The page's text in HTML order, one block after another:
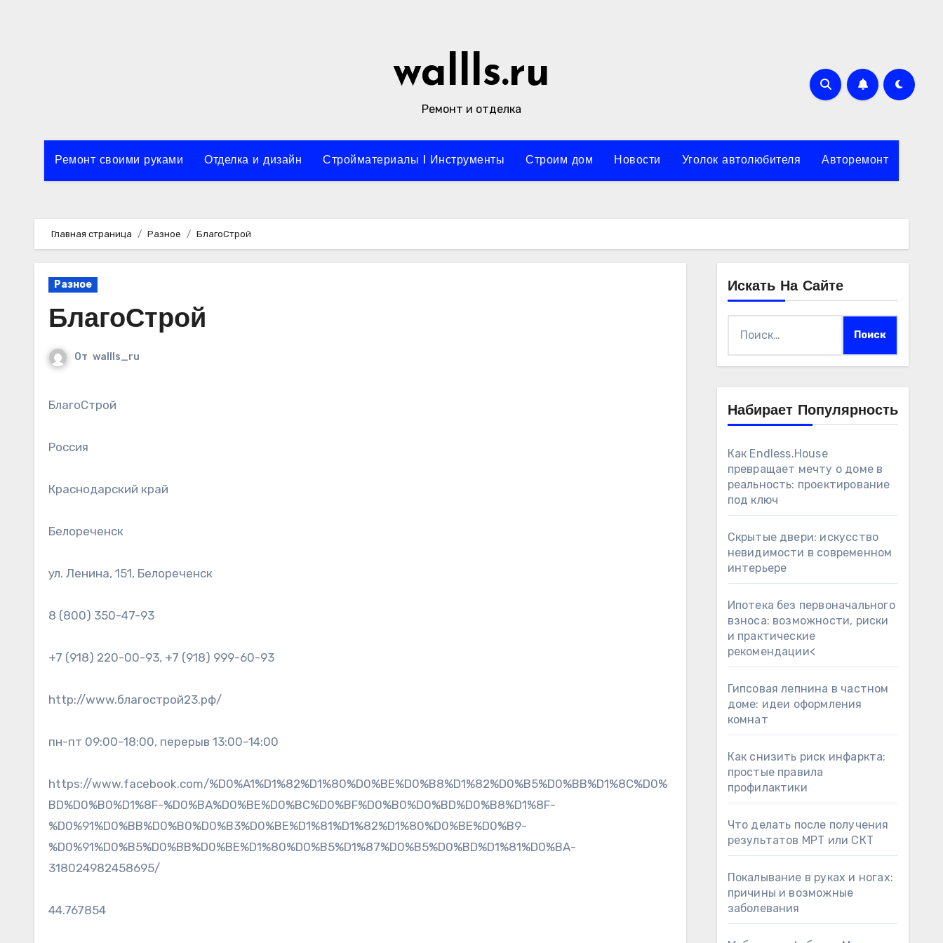
wallls.ru
Ремонт и отделка
Ремонт своими руками Отделка и дизайн Стройматериалы l Инструменты Строим дом Новости Уголок автолюбителя Авторемонт
Главная страница Разное БлагоСтрой
Разное
БлагоСтрой
От wallls_ru
БлагоСтрой
Россия
Краснодарский край
Белореченск
ул. Ленина, 151, Белореченск
8 (800) 350-47-93
+7 (918) 220-00-93, +7 (918) 999-60-93
http://www.благострой23.рф/
пн-пт 09:00–18:00, перерыв 13:00–14:00
https://www.facebook.com/%D0%A1%D1%82%D1%80%D0%BE%D0%B8%D1%82%D0%B5%D0%BB%D1%8C%D0%
BD%D0%B0%D1%8F-%D0%BA%D0%BE%D0%BC%D0%BF%D0%B0%D0%BD%D0%B8%D1%8F-
%D0%91%D0%BB%D0%B0%D0%B3%D0%BE%D1%81%D1%82%D1%80%D0%BE%D0%B9-
%D0%91%D0%B5%D0%BB%D0%BE%D1%80%D0%B5%D1%87%D0%B5%D0%BD%D1%81%D0%BA-
318024982458695/
44.767854
Искать На Сайте
Набирает Популярность
Как Endless.House
превращает мечту о доме в
реальность: проектирование
под ключ
Скрытые двери: искусство
невидимости в современном
интерьере
Ипотека без первоначального
взноса: возможности, риски
и практические
рекомендации<
Гипсовая лепнина в частном
доме: идеи оформления
комнат
Как снизить риск инфаркта:
простые правила
профилактики
Что делать после получения
результатов МРТ или СКТ
Покалывание в руках и ногах:
причины и возможные
заболевания